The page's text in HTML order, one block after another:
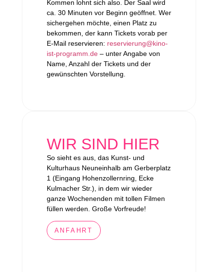
Kommen lohnt sich also. Der Saal wird
ca. 30 Minuten vor Beginn geöffnet. Wer
sichergehen möchte, einen Platz zu
bekommen, der kann Tickets vorab per
E-Mail reservieren: reservierung@kino-
ist-programm.de– unter Angabe von
Name, Anzahl der Tickets und der
gewünschten Vorstellung.
WIR SIND HIER
So sieht es aus, das Kunst- und
Kulturhaus Neuneinhalb am Gerberplatz
1 (Eingang Hohenzollernring, Ecke
Kulmacher Str.), in dem wir wieder
ganze Wochenenden mit tollen Filmen
füllen werden. Große Vorfreude!
ANFAHRT